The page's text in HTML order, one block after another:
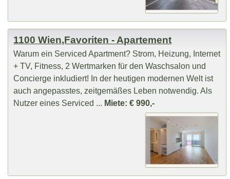
1100 Wien,Favoriten - Apartement
Warum ein Serviced Apartment? Strom, Heizung, Internet
+ TV, Fitness, 2 Wertmarken für den Waschsalon und
Concierge inkludiert! In der heutigen modernen Welt ist
auch angepasstes, zeitgemäßes Leben notwendig. Als
Nutzer eines Serviced ... Miete: € 990,-